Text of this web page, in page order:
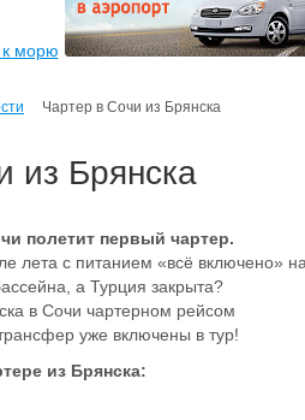
Чартер в Сочи из Брянска
из Брянска
полетит первый чартер.
лета с питанием «всё включено» на
а Турция закрыта?
в Сочи чартерном рейсом
уже включены в тур!
из Брянска: